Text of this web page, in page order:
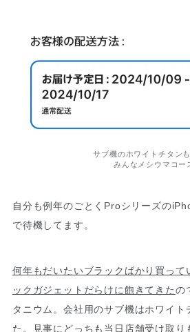
サブ機のホワイトチタン
みんなメシウマコー
自分も例年のごとくProシリーズの
で待機してます。
何年もだいたいブラックばかり買って
ックガジェットだらけに飽きてきたの
タニウム。会社用のサブ機はホワイト
た。見事にどっちも当日店舗受け取り